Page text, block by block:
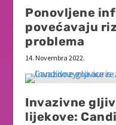
Ponovljene
povećavaju
problema
14. Novembra 2022.
Invazivne
lijekove: